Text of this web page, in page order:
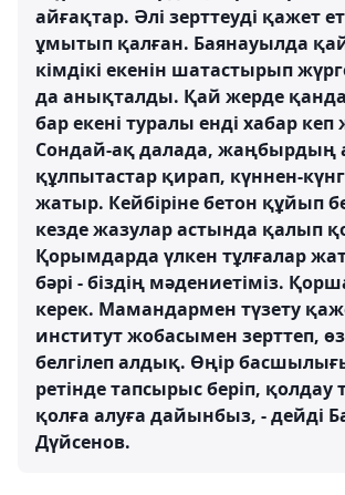
айғақтар. Әлі зерттеуді қажет
ұмытып қалған. Баянауылда
кімдікі екенін шатастырып
да анықталды. Қай жерде
бар екені туралы енді хабар
Сондай-ақ далада, жаңбырдың
құлпытастар қирап, күннен-
жатыр. Кейбіріне бетон құйып
кезде жазулар астында қалып
Қорымдарда үлкен тұлғалар
бәрі - біздің мәдениетіміз.
керек. Мамандармен түзету
институт жобасымен зерттеп,
белгілеп алдық. Өңір
ретінде тапсырыс беріп, қолдау
қолға алуға дайынбыз, - дейді
Дүйсенов.